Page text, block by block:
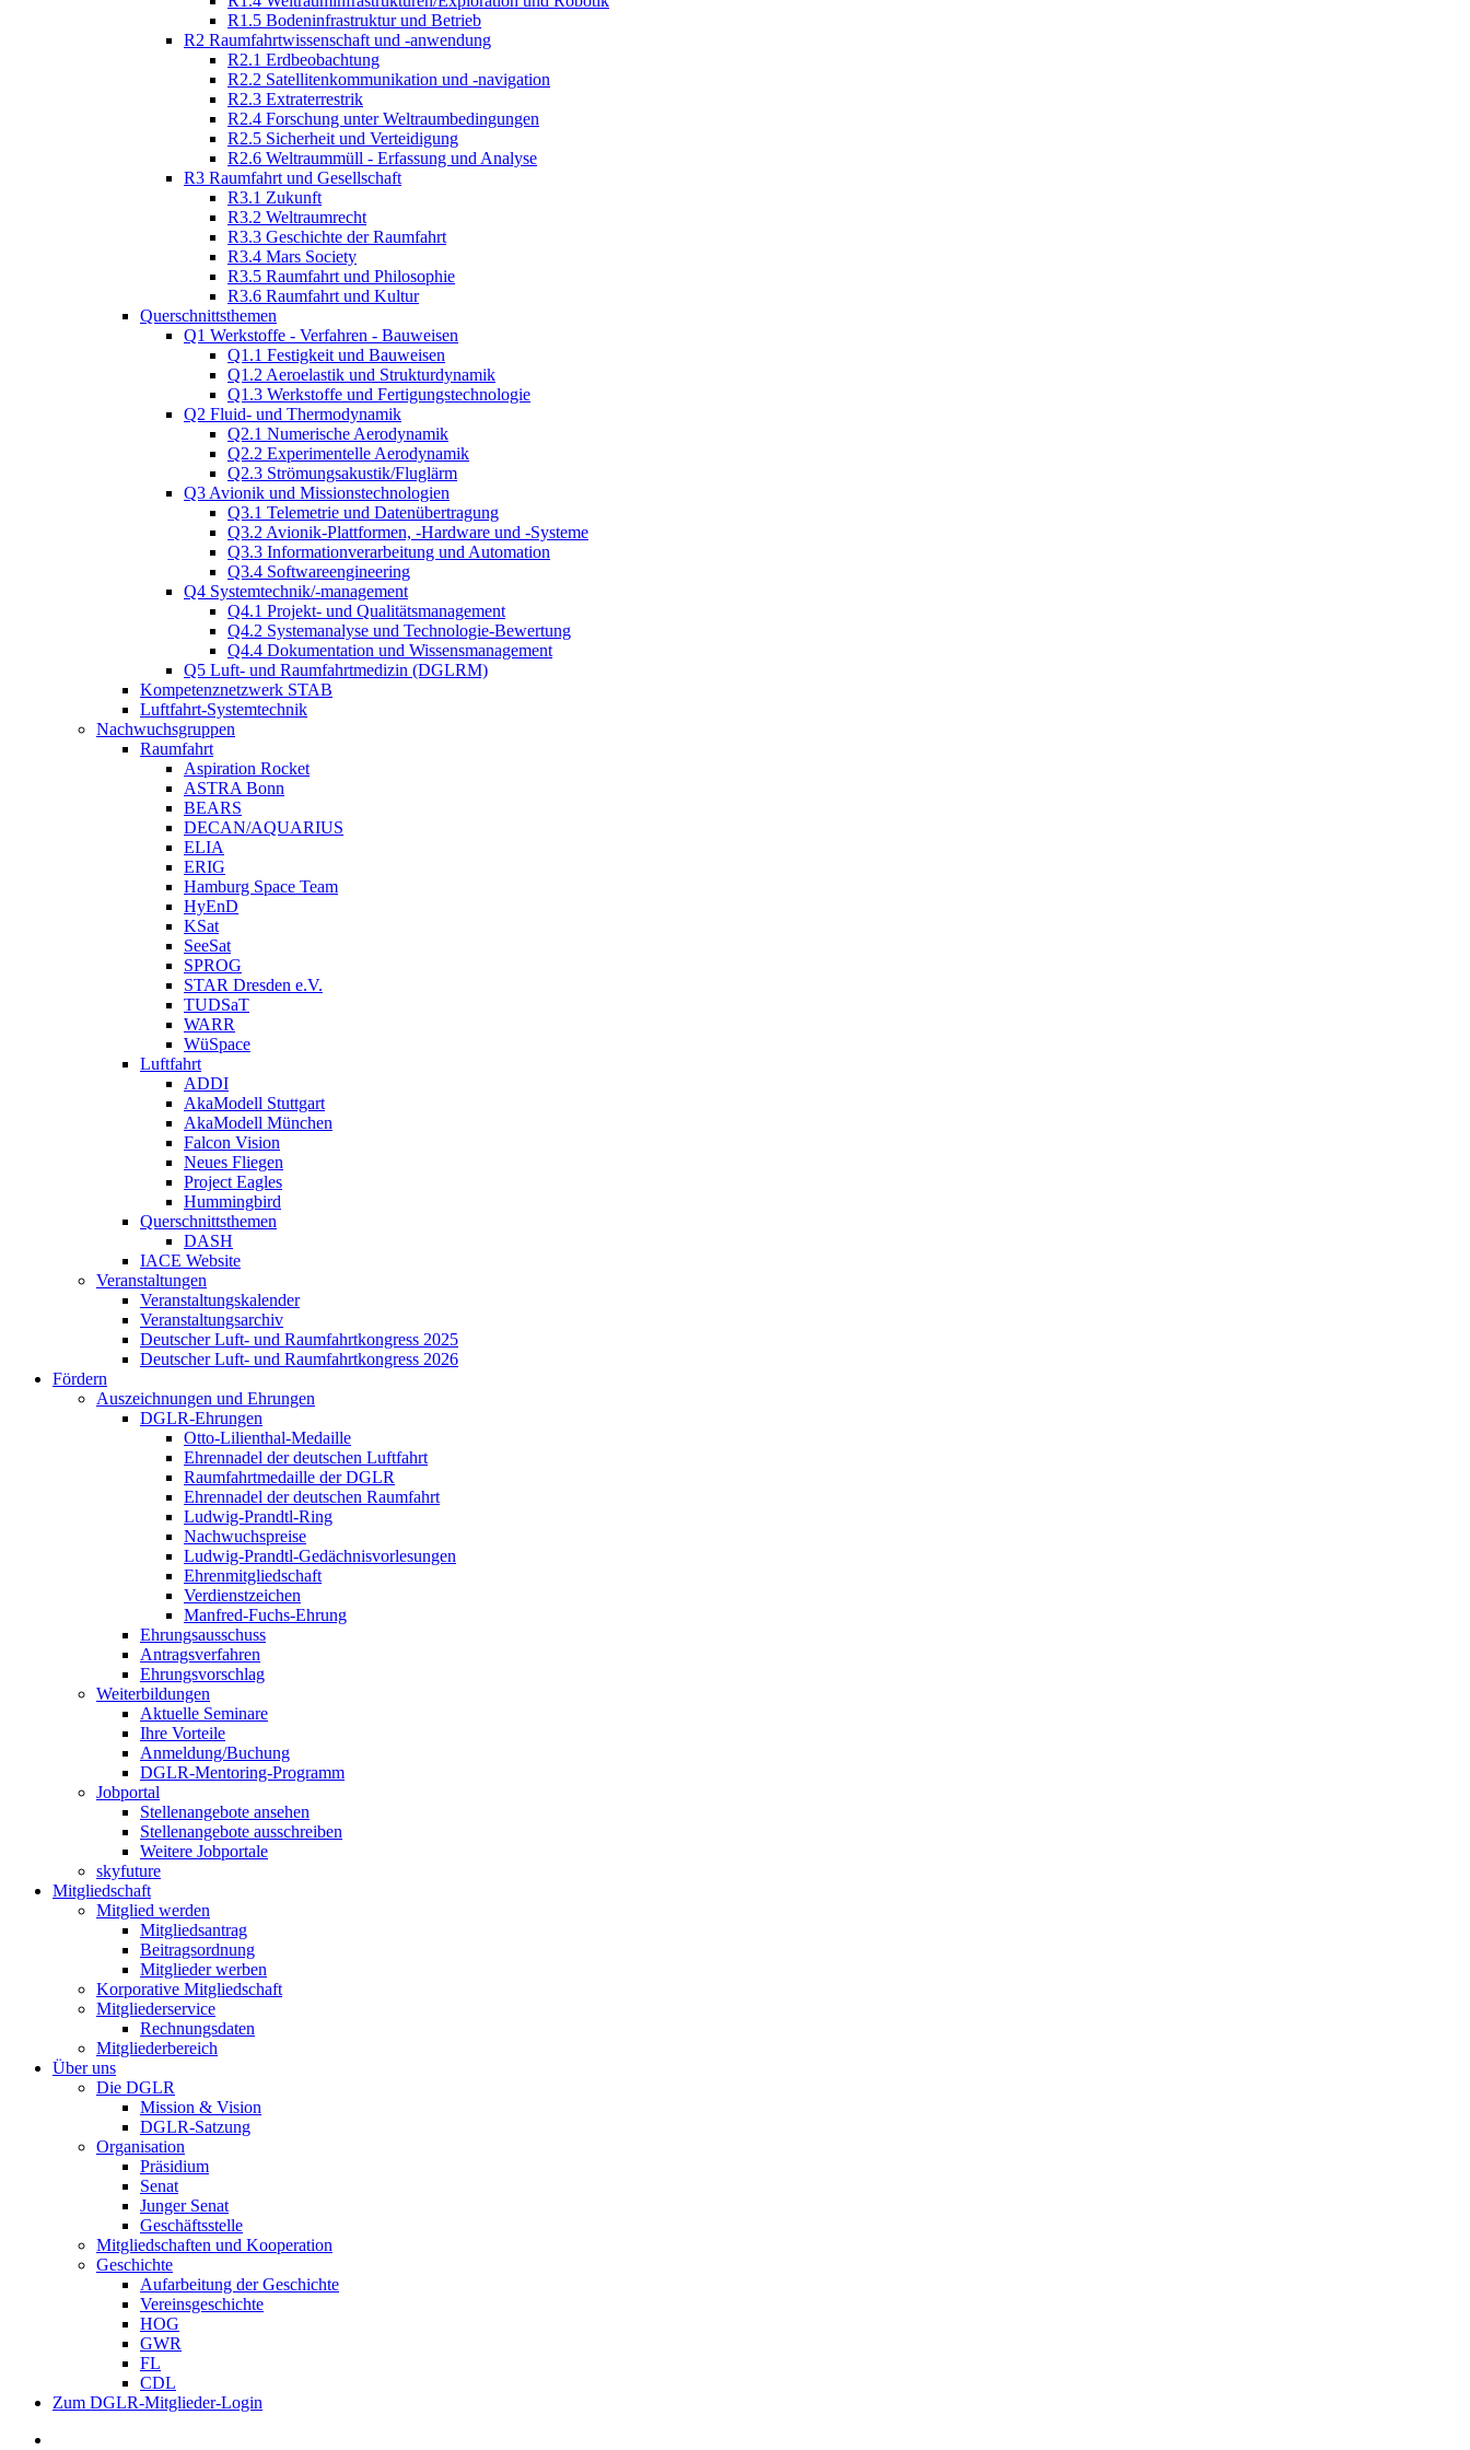
R1.5 Bodeninfrastruktur und Betrieb
R2 Raumfahrtwissenschaft und -anwendung
R2.1 Erdbeobachtung
R2.2 Satellitenkommunikation und -navigation
R2.3 Extraterrestrik
R2.4 Forschung unter Weltraumbedingungen
R2.5 Sicherheit und Verteidigung
R2.6 Weltraummüll - Erfassung und Analyse
R3 Raumfahrt und Gesellschaft
R3.1 Zukunft
R3.2 Weltraumrecht
R3.3 Geschichte der Raumfahrt
R3.4 Mars Society
R3.5 Raumfahrt und Philosophie
R3.6 Raumfahrt und Kultur
Querschnittsthemen
Q1 Werkstoffe - Verfahren - Bauweisen
Q1.1 Festigkeit und Bauweisen
Q1.2 Aeroelastik und Strukturdynamik
Q1.3 Werkstoffe und Fertigungstechnologie
Q2 Fluid- und Thermodynamik
Q2.1 Numerische Aerodynamik
Q2.2 Experimentelle Aerodynamik
Q2.3 Strömungsakustik/Fluglärm
Q3 Avionik und Missionstechnologien
Q3.1 Telemetrie und Datenübertragung
Q3.2 Avionik-Plattformen, -Hardware und -Systeme
Q3.3 Informationverarbeitung und Automation
Q3.4 Softwareengineering
Q4 Systemtechnik/-management
Q4.1 Projekt- und Qualitätsmanagement
Q4.2 Systemanalyse und Technologie-Bewertung
Q4.4 Dokumentation und Wissensmanagement
Q5 Luft- und Raumfahrtmedizin (DGLRM)
Kompetenznetzwerk STAB
Luftfahrt-Systemtechnik
Nachwuchsgruppen
Raumfahrt
Aspiration Rocket
ASTRA Bonn
BEARS
DECAN/AQUARIUS
ELIA
ERIG
Hamburg Space Team
HyEnD
KSat
SeeSat
SPROG
STAR Dresden e.V.
TUDSaT
WARR
WüSpace
Luftfahrt
ADDI
AkaModell Stuttgart
AkaModell München
Falcon Vision
Neues Fliegen
Project Eagles
Hummingbird
Querschnittsthemen
DASH
IACE Website
Veranstaltungen
Veranstaltungskalender
Veranstaltungsarchiv
Deutscher Luft- und Raumfahrtkongress 2025
Deutscher Luft- und Raumfahrtkongress 2026
Fördern
Auszeichnungen und Ehrungen
DGLR-Ehrungen
Otto-Lilienthal-Medaille
Ehrennadel der deutschen Luftfahrt
Raumfahrtmedaille der DGLR
Ehrennadel der deutschen Raumfahrt
Ludwig-Prandtl-Ring
Nachwuchspreise
Ludwig-Prandtl-Gedächnisvorlesungen
Ehrenmitgliedschaft
Verdienstzeichen
Manfred-Fuchs-Ehrung
Ehrungsausschuss
Antragsverfahren
Ehrungsvorschlag
Weiterbildungen
Aktuelle Seminare
Ihre Vorteile
Anmeldung/Buchung
DGLR-Mentoring-Programm
Jobportal
Stellenangebote ansehen
Stellenangebote ausschreiben
Weitere Jobportale
skyfuture
Mitgliedschaft
Mitglied werden
Mitgliedsantrag
Beitragsordnung
Mitglieder werben
Korporative Mitgliedschaft
Mitgliederservice
Rechnungsdaten
Mitgliederbereich
Über uns
Die DGLR
Mission & Vision
DGLR-Satzung
Organisation
Präsidium
Senat
Junger Senat
Geschäftsstelle
Mitgliedschaften und Kooperation
Geschichte
Aufarbeitung der Geschichte
Vereinsgeschichte
HOG
GWR
FL
CDL
Zum DGLR-Mitglieder-Login